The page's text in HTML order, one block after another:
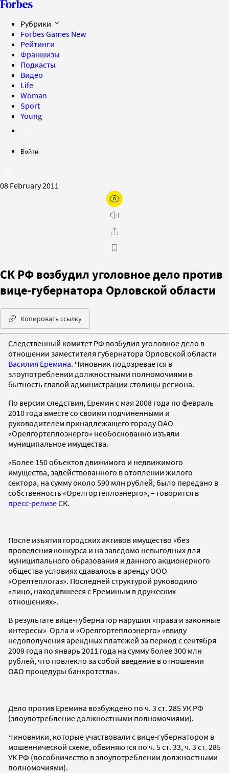
Рубрики
Forbes Games New
Рейтинги
Франшизы
Подкасты
Видео
Life
Woman
Sport
Young
Войти
08 February 2011
СК РФ возбудил уголовное дело против
вице-губернатора Орловской области
Копировать ссылку
Следственный комитет РФ возбудил уголовное дело в
отношении заместителя губернатора Орловской области
Василия Еремина. Чиновник подозревается в
злоупотреблении должностными полномочиями в
бытность главой администрации столицы региона.
По версии следствия, Еремин с мая 2008 года по февраль
2010 года вместе со своими подчиненными и
руководителем принадлежащего городу ОАО
«Орелгортеплоэнерго» необоснованно изъяли
муниципальное имущества.
«Более 150 объектов движимого и недвижимого
имущества, задействованного в отоплении жилого
сектора, на сумму около 590 млн рублей, было передано в
собственность «Орелгортеплоэнерго», – говорится в
пресс-релизеСК.
После изъятия городских активов имущество «без
проведения конкурса и на заведомо невыгодных для
муниципального образования и данного акционерного
общества условиях сдавалось в аренду ООО
«Орелтеплогаз». Последней структурой руководило
«лицо, находившееся с Ереминым в дружеских
отношениях».
В результате вице-губернатор нарушил «права и законные
интересы» Орла и «Орелгортеплоэнерго» «ввиду
недополучения арендных платежей за период с сентября
2009 года по январь 2011 года на сумму более 300 млн
рублей, что повлекло за собой введение в отношении
ОАО процедуры банкротства».
Дело против Еремина возбуждено по ч. 3 ст. 285 УК РФ
(злоупотребление должностными полномочиями).
Чиновники, которые участвовали с вице-губернатором в
мошеннической схеме, обвиняются по ч. 5 ст. 33, ч. 3 ст. 285
УК РФ (пособничество в злоупотреблении должностными
полномочиями).